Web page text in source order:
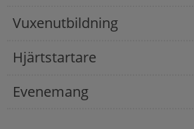
Vuxenutbildning
Hjärtstartare
Evenemang